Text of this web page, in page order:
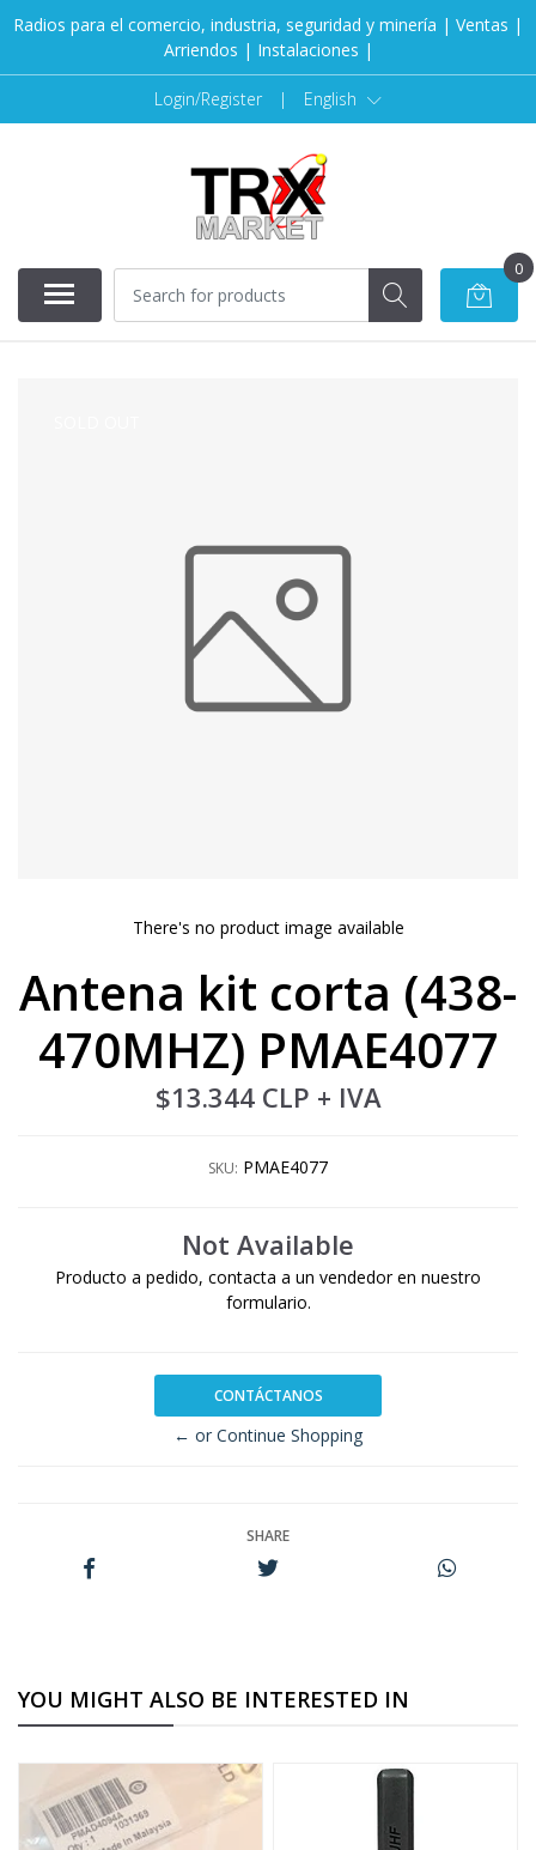
Radios para el comercio, industria, seguridad y minería | Ventas |
Arriendos | Instalaciones |
Login/Register | English
0
There's no product image available
Antena kit corta (438-
470MHZ) PMAE4077
$13.344 CLP + IVA
SKU: PMAE4077
Not Available
Producto a pedido, contacta a un vendedor en nuestro
formulario.
CONTÁCTANOS
← or Continue Shopping
SHARE
YOU MIGHT ALSO BE INTERESTED IN